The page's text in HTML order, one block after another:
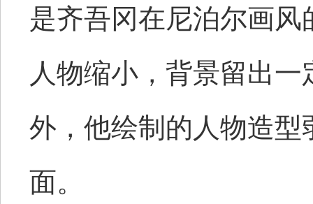
是齐吾冈在尼泊尔画
人物缩小，背景留出
外，他绘制的人物造
面。